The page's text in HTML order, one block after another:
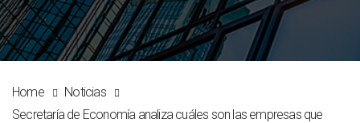
Home
Noticias
Secretaría de Economía analiza cuáles son las empresas que